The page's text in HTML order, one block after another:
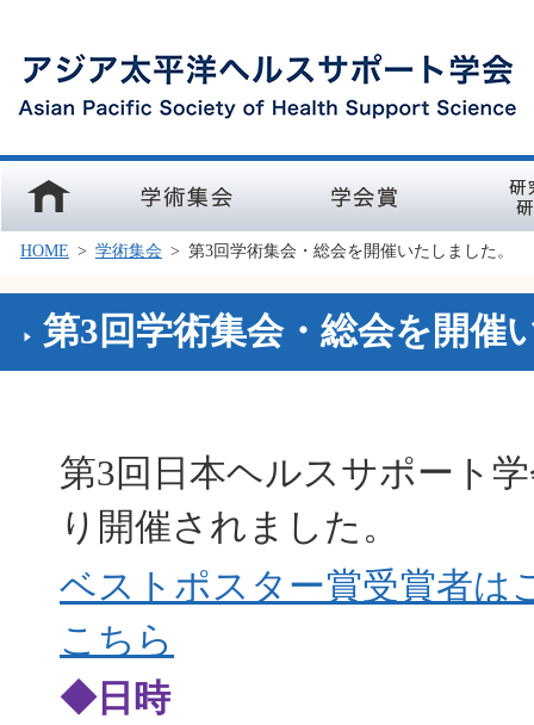
ホーム 学術集会 学会賞 研究部会
HOME > 学術集会 > 第3回学術集会・総会を開催いたしました。
第3回学術集会・総会を開催
第3回日本ヘルスサポート
り開催されました。
ベストポスター賞受賞者は
こちら
◆日時